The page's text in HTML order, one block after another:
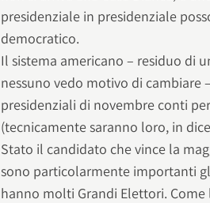
presidenziale in presidenziale
democratico.
Il sistema americano – residuo di
nessuno vedo motivo di cambiare
presidenziali di novembre conti
(tecnicamente saranno loro, in
Stato il candidato che vince la
sono particolarmente importanti
hanno molti Grandi Elettori.